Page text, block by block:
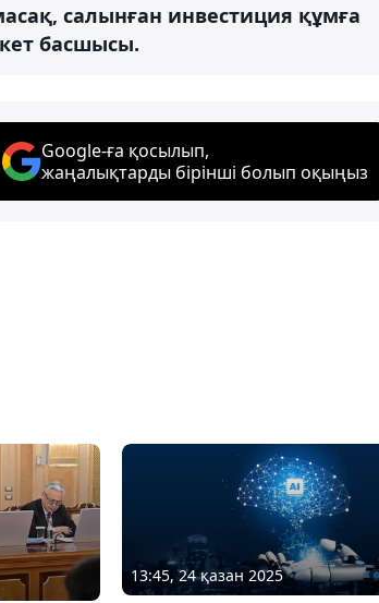
салынған инвестиция құмға
басшысы.
Google-ға қосылып,
жаңалықтарды бірінші болып оқыңыз
13:45, 24 қазан 2025